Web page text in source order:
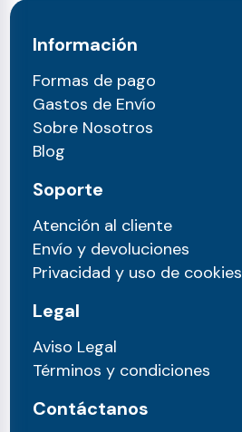
Información
Formas de pago
Gastos de Envío
Sobre Nosotros
Blog
Soporte
Atención al cliente
Envío y devoluciones
Privacidad y uso de cookies
Legal
Aviso Legal
Términos y condiciones
Contáctanos